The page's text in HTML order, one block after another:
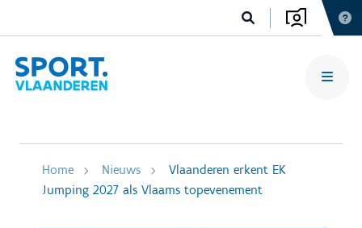
Home Nieuws
Vlaanderen erkent EK
Jumping 2027 als Vlaams topevenement